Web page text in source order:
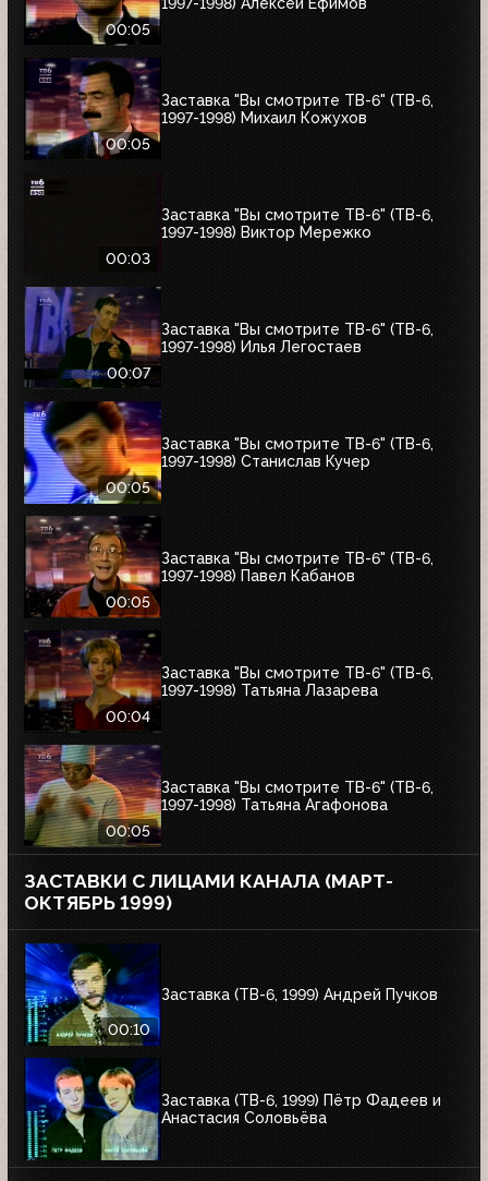
00:05
00:05
Заставка "Вы смотрите ТВ-6" (ТВ-6,
1997-1998) Михаил Кожухов
00:03
Заставка "Вы смотрите ТВ-6" (ТВ-6,
1997-1998) Виктор Мережко
00:07
Заставка "Вы смотрите ТВ-6" (ТВ-6,
1997-1998) Илья Легостаев
00:05
Заставка "Вы смотрите ТВ-6" (ТВ-6,
1997-1998) Станислав Кучер
00:05
Заставка "Вы смотрите ТВ-6" (ТВ-6,
1997-1998) Павел Кабанов
00:04
Заставка "Вы смотрите ТВ-6" (ТВ-6,
1997-1998) Татьяна Лазарева
00:05
Заставка "Вы смотрите ТВ-6" (ТВ-6,
1997-1998) Татьяна Агафонова
ЗАСТАВКИ С ЛИЦАМИ КАНАЛА (МАРТ-
ОКТЯБРЬ 1999)
00:10
Заставка (ТВ-6, 1999) Андрей Пучков
Заставка (ТВ-6, 1999) Пётр Фадеев и
Анастасия Соловьёва